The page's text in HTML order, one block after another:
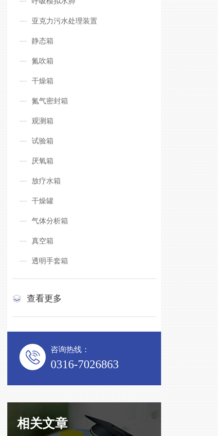
亚克力污水处理装置
静态箱
氮吹箱
干燥箱
氮气密封箱
观测箱
试验箱
厌氧箱
放疗水箱
干燥罐
气体分析箱
真空箱
透明手套箱
查看更多
咨询热线：
0316-7026863
相关文章